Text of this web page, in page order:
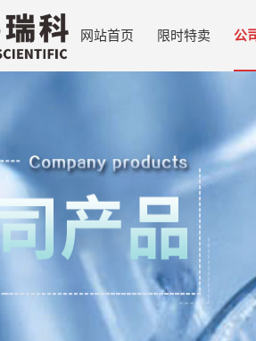
网站首页 限时特卖 公